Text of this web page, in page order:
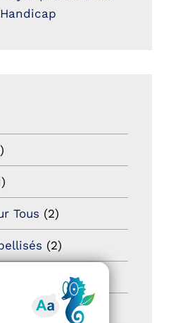
Tous (2)
(2)